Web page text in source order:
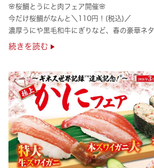
🌸桜鯛とうにと肉フェア開催🌸
今だけ桜鯛がなんと＼110円！(税込)／
濃厚うにや黒毛和牛にぎりなど、春の豪華ネ
是非お越しください✨
続きを読む